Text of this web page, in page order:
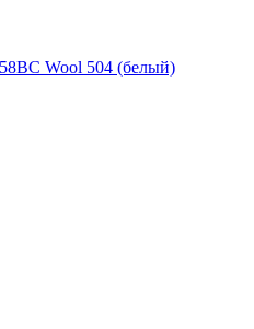
Wool 504 (белый)